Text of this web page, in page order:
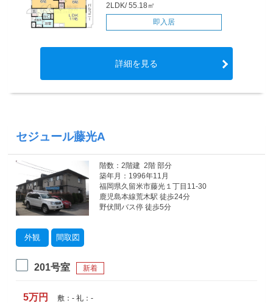
2LDK/ 55.18㎡
即入居
詳細を見る
セジュール藤光A
外観 間取図
階数：2階建 2階 部分
築年月：1996年11月
福岡県久留米市藤光１丁目11-30
鹿児島本線荒木駅 徒歩24分
野伏間バス停 徒歩5分
201号室 新着
5万円 敷：- 礼：-